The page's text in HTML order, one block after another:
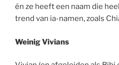
én ze heeft een naam die
trend van ia-namen, zoals
Weinig Vivians